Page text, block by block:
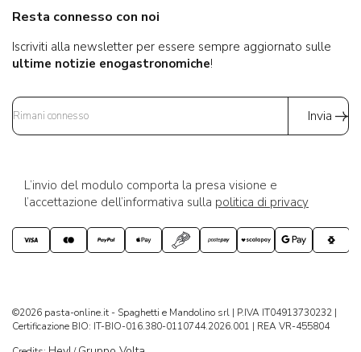
Resta connesso con noi
Iscriviti alla newsletter per essere sempre aggiornato sulle
ultime notizie enogastronomiche!
Invia
L’invio del modulo comporta la presa visione e
l’accettazione dell’informativa sulla politica di privacy
©2026 pasta-online.it - Spaghetti e Mandolino srl | P.IVA IT04913730232 |
Certificazione BIO: IT-BIO-016.380-0110744.2026.001 | REA VR-455804